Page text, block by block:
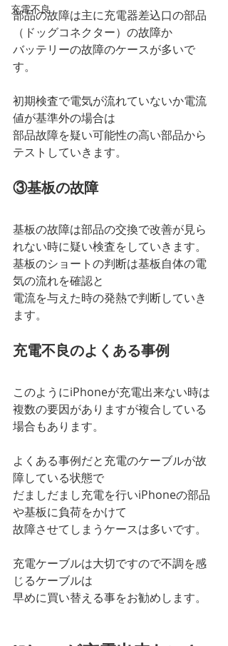
充電不良
部品の故障は主に充電器差込口の部品
（ドッグコネクター）の故障か
バッテリーの故障のケースが多いで
す。
初期検査で電気が流れていないか電流
値が基準外の場合は
部品故障を疑い可能性の高い部品から
テストしていきます。
③基板の故障
基板の故障は部品の交換で改善が見ら
れない時に疑い検査をしていきます。
基板のショートの判断は基板自体の電
気の流れを確認と
電流を与えた時の発熱で判断していき
ます。
充電不良のよくある事例
このようにiPhoneが充電出来ない時は
複数の要因がありますが複合している
場合もあります。
よくある事例だと充電のケーブルが故
障している状態で
だましだまし充電を行いiPhoneの部品
や基板に負荷をかけて
故障させてしまうケースは多いです。
充電ケーブルは大切ですので不調を感
じるケーブルは
早めに買い替える事をお勧めします。